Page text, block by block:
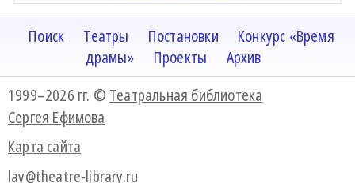
Поиск Театры Постановки
Конкурс «Время
драмы»
Проекты
Архив
1999–2026 гг. © Театральная библиотека
Сергея Ефимова
Карта сайта
lay@theatre-library.ru